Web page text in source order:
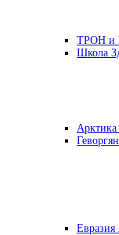
ТРОН и
Школа
Евразия